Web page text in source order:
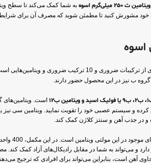
میلی‌گرم اسوه
خود مشورش کنید تا مطمئن شوید که مصرف آن برای
ب نیز در این محصول حضور دارند.
است. ویتامین‌های
و در جذب آهن و سنتز کلاژن کمک کند.
دارد و می‌تواند به شما در مقابل رادیکال‌های آزاد
آهن است، بنابراین می‌تواند برای افرادی که ترجیح